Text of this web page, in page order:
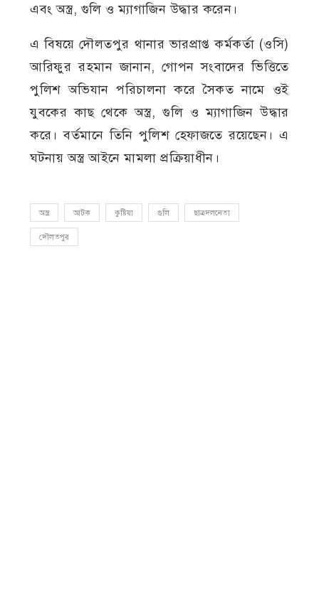
এবং অস্ত্র, গুলি ও ম্যাগাজিন উদ্ধার করেন।
এ বিষয়ে দৌলতপুর থানার ভারপ্রাপ্ত কর্মকর্তা (ওসি)
আরিফুর রহমান জানান, গোপন সংবাদের ভিত্তিতে
পুলিশ অভিযান পরিচালনা করে সৈকত নামে ওই
যুবকের কাছ থেকে অস্ত্র, গুলি ও ম্যাগাজিন উদ্ধার
করে। বর্তমানে তিনি পুলিশ হেফাজতে রয়েছেন। এ
ঘটনায় অস্ত্র আইনে মামলা প্রক্রিয়াধীন।
অস্ত্র আটক কুষ্টিয়া গুলি ছাত্রদলনেতা
দৌলতপুর